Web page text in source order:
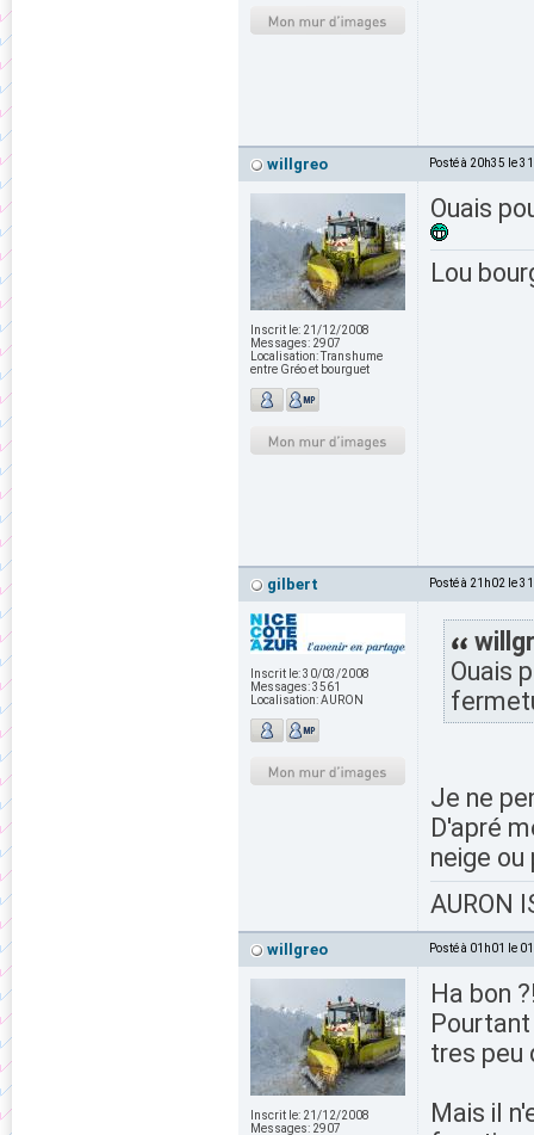
willgreo Posté à 20h35 le
Inscrit le: 21/12/2008
Messages: 2907
Localisation:Transhume
entre Gréo et bourguet
Ouais
Lou
gilbert Posté à 21h02 le
Inscrit le:30/03/2008
Messages:3561
Localisation:AURON
Ouais
Je ne
D'apré
neige ou
AURON
willgreo Posté à 01h01 le
Inscrit le: 21/12/2008
Messages: 2907
Ha bon
tres
Mais il